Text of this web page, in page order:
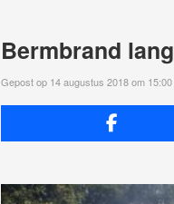
Bermbrand
Gepost op 14 augustus 2018 om 15:00